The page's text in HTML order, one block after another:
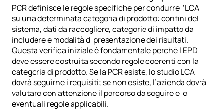
PCR definisce le regole specifiche per condurre l’LCA
su una determinata categoria di prodotto: confini del
sistema, dati da raccogliere, categorie di impatto da
includere e modalità di presentazione dei risultati.
Questa verifica iniziale è fondamentale perché l’EPD
deve essere costruita secondo regole coerenti con la
categoria di prodotto. Se la PCR esiste, lo studio LCA
dovrà seguirne i requisiti; se non esiste, l’azienda dovrà
valutare con attenzione il percorso da seguire e le
eventuali regole applicabili.